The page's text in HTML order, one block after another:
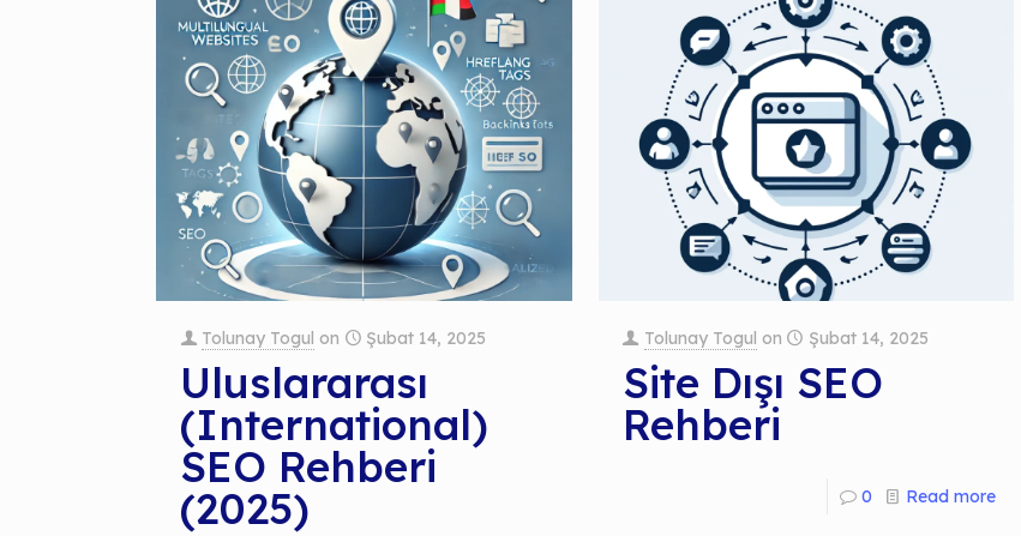
Tolunay Togul on Şubat 14, 2025
Uluslararası
(International)
SEO Rehberi
(2025)
Tolunay Togul on Şubat 14, 2025
Site Dışı SEO
Rehberi
0 Read more